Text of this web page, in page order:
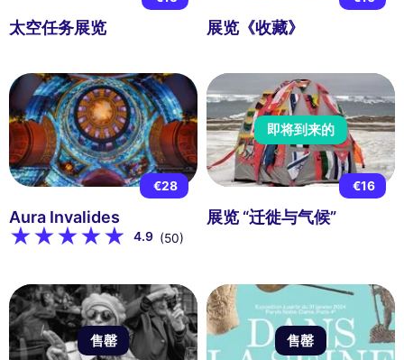
太空任务展览 展览《收藏》
€28
Aura Invalides
4.9 (50)
即将到来的
€16
展览 “迁徙与气候”
售罄 售罄